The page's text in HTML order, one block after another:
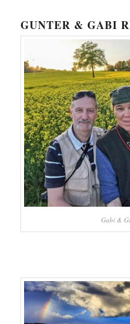
GUNTER & GABI
Gabi &